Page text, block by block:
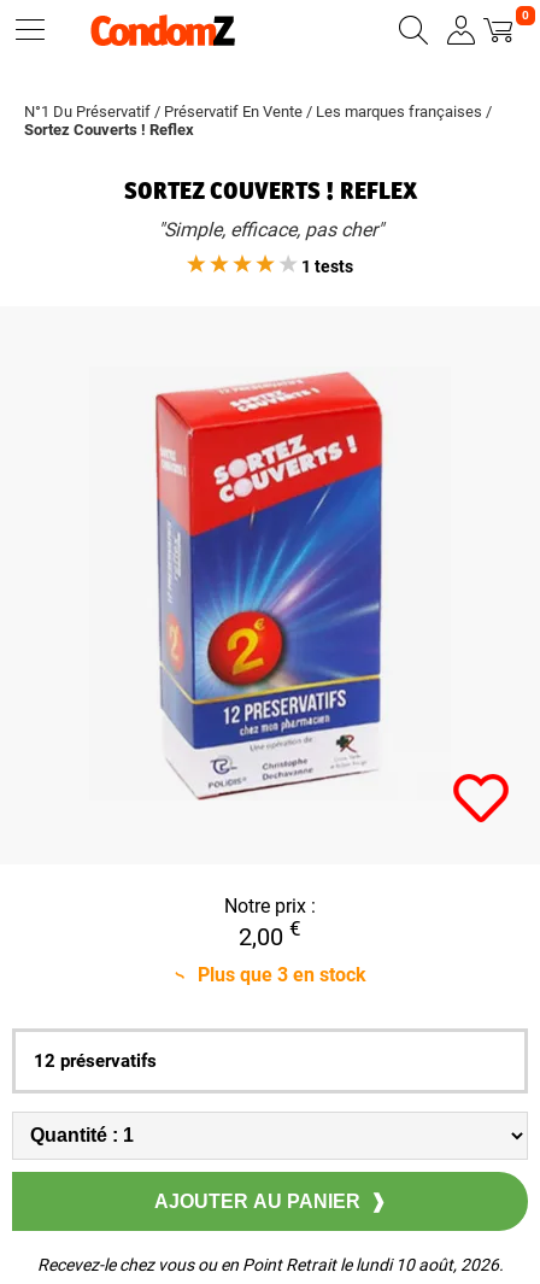
0
N°1 Du Préservatif / Préservatif En Vente / Les marques françaises /
Sortez Couverts ! Reflex
SORTEZ COUVERTS ! REFLEX
"Simple, efficace, pas cher"
1 tests
Notre prix :
2,00 €
Plus que 3en stock
12 préservatifs
Recevez-le chez vous ou en Point Retrait le lundi 10 août, 2026.